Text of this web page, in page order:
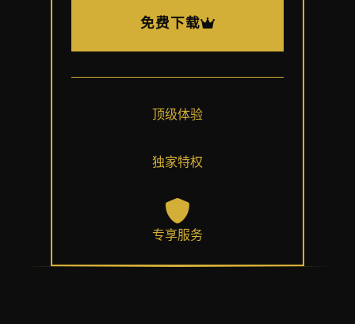
免费下载
顶级体验
独家特权
专享服务